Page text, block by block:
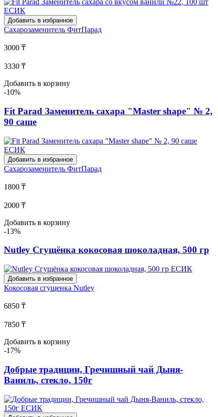
Добавить в избранное
Сахарозаменитель ФитПарад
3000 ₸
3330 ₸
Добавить в корзину
-10%
Fit Parad Заменитель сахара "Master shape" № 2,
90 саше
Добавить в избранное
Сахарозаменитель ФитПарад
1800 ₸
2000 ₸
Добавить в корзину
-13%
Nutley Сгущёнка кокосовая шоколадная, 500 гр
Добавить в избранное
Кокосовая сгущенка Nutley
6850 ₸
7850 ₸
Добавить в корзину
-17%
Добрые традиции, Гречишный чай Дыня-
Ваниль, стекло, 150г